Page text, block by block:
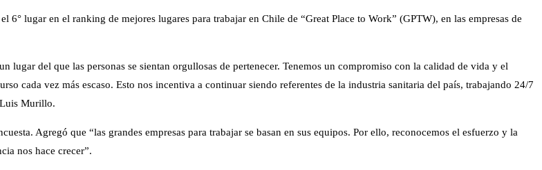
lugar en el ranking de mejores lugares para trabajar en Chile de “Great Place to Work” (GPTW), en las empresas de
del que las personas se sientan orgullosas de pertenecer. Tenemos un compromiso con la calidad de vida y el
cada vez más escaso. Esto nos incentiva a continuar siendo referentes de la industria sanitaria del país, trabajando 24/7
Luis Murillo.
Agregó que “las grandes empresas para trabajar se basan en sus equipos. Por ello, reconocemos el esfuerzo y la
nos hace crecer”.